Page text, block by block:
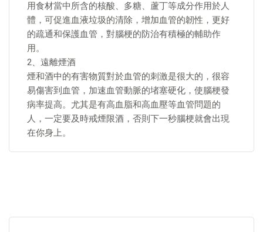
用食材當中所含的核酸、多糖、蘆丁等成分作用於人
體，可促進血液垃圾的清除，增加血管的韌性，更好
的疏通和保護血管，對腦梗的防治有積極的輔助作
用。
2、遠離煙酒
煙和酒中的有害物質對於血管的刺激是很大的，很容
易傷害到血管，加速血管動脈的堵塞硬化，使腦梗發
病率提高。尤其是有高血脂和高血壓等血管問題的
人，一定要及時戒煙限酒，否則下一秒腦梗就會出現
在你身上。